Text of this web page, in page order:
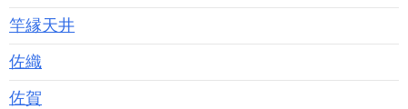
竿縁天井
佐織
佐賀